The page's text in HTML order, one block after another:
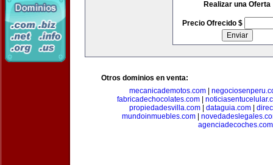
Realizar una Oferta
Precio Ofrecido $
Otros dominios en venta:
mecanicademotos.com|
fabricadechocolates.com|
propiedadesvilla.com| dataguia.com|
mundoinmuebles.com
agenciadecoches.com